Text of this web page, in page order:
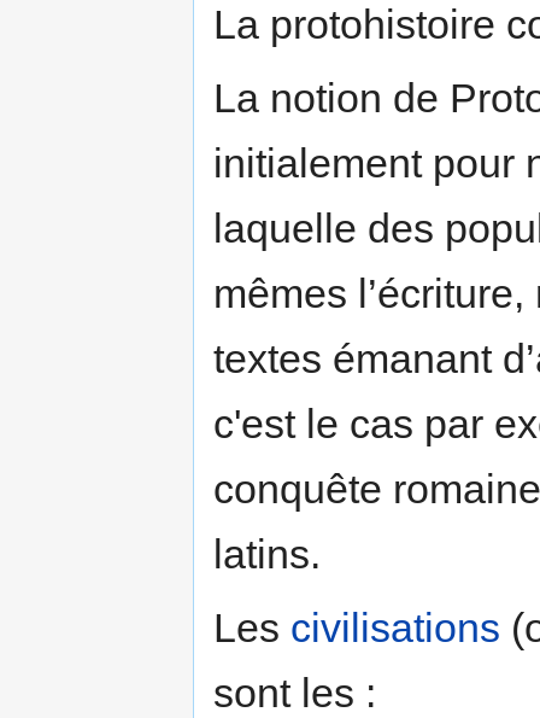
La protohistoire
La notion de
initialement pour
laquelle des
mêmes
textes émanant
c'est le cas par
conquête
latins.
Les civilisations
sont les :